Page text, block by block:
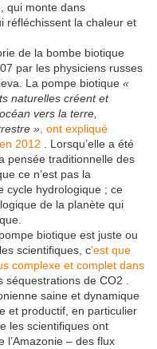
qui monte dans
réfléchissent la chaleur et
de la bombe biotique
par les physiciens russes
La pompe biotique «
naturelles créent et
vers la terre,
» , ont expliqué
2012
. Lorsqu’elle a été
pensée traditionnelle des
ce n’est pas la
cycle hydrologique ; ce
de la planète qui
biotique est juste ou
scientifiques, c’est que
complexe et complet dans
séquestrations de CO2 .
saine et dynamique
et productif, en particulier
les scientifiques ont
l’Amazonie – des flux